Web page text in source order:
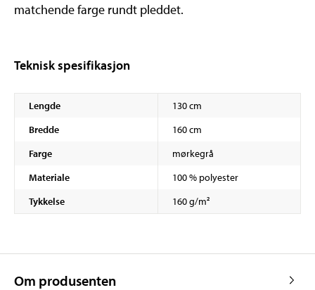
matchende farge rundt pleddet.
Teknisk spesifikasjon
Lengde
130 cm
Bredde
160 cm
Farge
mørkegrå
Materiale
100 % polyester
Tykkelse
160 g/m²
Om produsenten